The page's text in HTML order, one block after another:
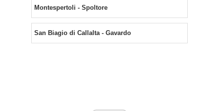
Montespertoli - Spoltore
San Biagio di Callalta - Gavardo